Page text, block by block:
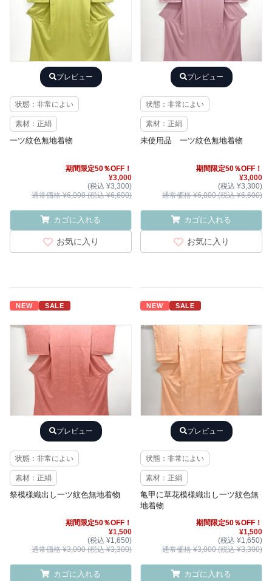
プレビュー
状態：非常によい
素材：正絹
一ツ紋色無地着物
期間限定50％OFF！
¥3,000
(税込 ¥3,300)
通常価格 ¥6,000 (税込 ¥6,600)
カゴに入れる
お気に入り
プレビュー
状態：非常によい
素材：正絹
未使用品 一ツ紋色無地着物
期間限定50％OFF！
¥3,000
(税込 ¥3,300)
通常価格 ¥6,000 (税込 ¥6,600)
カゴに入れる
お気に入り
NEW SALE
プレビュー
状態：非常によい
素材：正絹
祭模様織出し一ツ紋色無地着物
期間限定50％OFF！
¥1,500
(税込 ¥1,650)
通常価格 ¥3,000 (税込 ¥3,300)
カゴに入れる
NEW SALE
プレビュー
状態：非常によい
素材：正絹
亀甲に草花模様織出し一ツ紋色無
地着物
期間限定50％OFF！
¥1,500
(税込 ¥1,650)
通常価格 ¥3,000 (税込 ¥3,300)
カゴに入れる